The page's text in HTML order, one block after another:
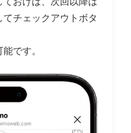
チェックアウトボタ
です。